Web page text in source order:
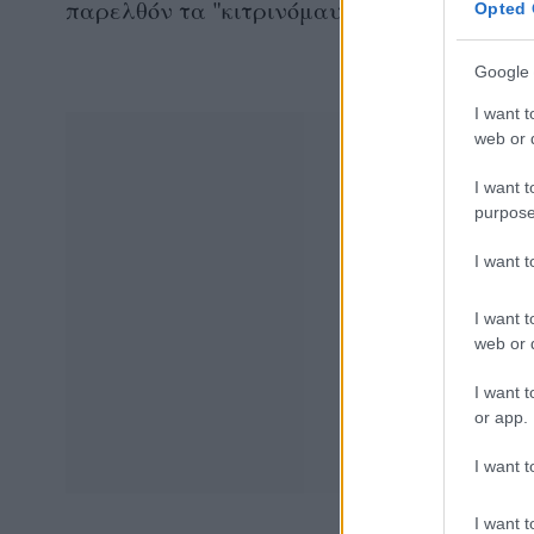
Opted
Google
I want
web or
I want
I want
I want
web or
I want
or app.
I want
I want
παρελθόν τα "κιτρινόμαυρα".